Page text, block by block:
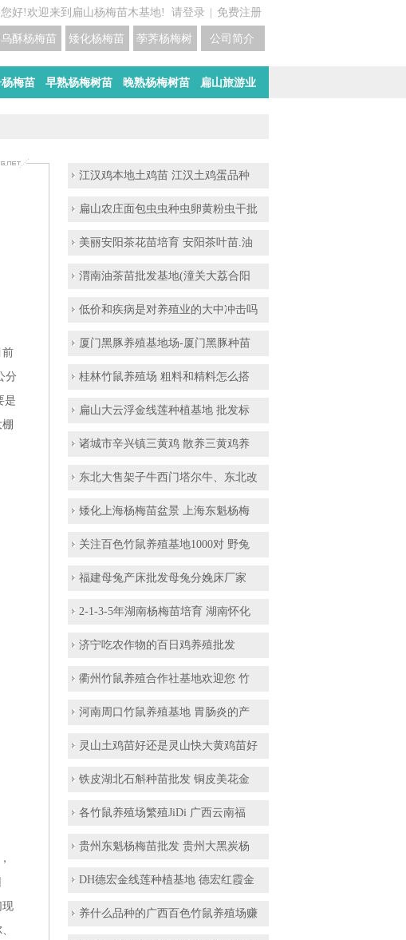
您好!欢迎来到扁山杨梅苗木基地! 请登录 免费注册
公司简介
荸荠杨梅树苗培育
矮化杨梅苗价格
乌酥杨梅苗培育基地
梅苗 早熟杨梅树苗 晚熟杨梅树苗 扁山旅游业
前
分
是
现
江汉鸡本地土鸡苗 江汉土鸡蛋品种
扁山农庄面包虫虫种虫卵黄粉虫干批
美丽安阳茶花苗培育 安阳茶叶苗.油
渭南油茶苗批发基地(潼关大荔合阳
低价和疾病是对养殖业的大中冲击吗
厦门黑豚养殖基地场-厦门黑豚种苗
桂林竹鼠养殖场 粗料和精料怎么搭
扁山大云浮金线莲种植基地 批发标
诸城市辛兴镇三黄鸡 散养三黄鸡养
东北大售架子牛西门塔尔牛、东北改
矮化上海杨梅苗盆景 上海东魁杨梅
关注百色竹鼠养殖基地1000对 野兔
福建母兔产床批发母兔分娩床厂家
2-1-3-5年湖南杨梅苗培育 湖南怀化
济宁吃农作物的百日鸡养殖批发
衢州竹鼠养殖合作社基地欢迎您 竹
河南周口竹鼠养殖基地 胃肠炎的产
灵山土鸡苗好还是灵山快大黄鸡苗好
铁皮湖北石斛种苗批发 铜皮美花金
各竹鼠养殖场繁殖JiDi 广西云南福
贵州东魁杨梅苗批发 贵州大黑炭杨
DH德宏金线莲种植基地 德宏红霞金
养什么品种的广西百色竹鼠养殖场赚